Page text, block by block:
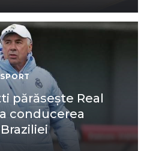
SPORT
părăsește Real
conducerea